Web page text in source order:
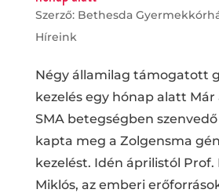
Szerző: Bethesda
Híreink
Négy államilag támogatott
kezelés egy hónap alatt Már
SMA betegségben
kapta meg a Zolgensma
kezelést. Idén áprilistól Prof.
Miklós, az emberi